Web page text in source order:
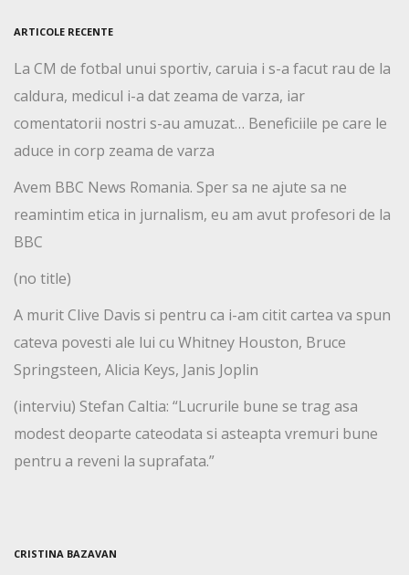
ARTICOLE RECENTE
La CM de fotbal unui sportiv, caruia i s-a facut rau de la
caldura, medicul i-a dat zeama de varza, iar
comentatorii nostri s-au amuzat… Beneficiile pe care le
aduce in corp zeama de varza
Avem BBC News Romania. Sper sa ne ajute sa ne
reamintim etica in jurnalism, eu am avut profesori de la
BBC
(no title)
A murit Clive Davis si pentru ca i-am citit cartea va spun
cateva povesti ale lui cu Whitney Houston, Bruce
Springsteen, Alicia Keys, Janis Joplin
(interviu) Stefan Caltia: “Lucrurile bune se trag asa
modest deoparte cateodata si asteapta vremuri bune
pentru a reveni la suprafata.”
CRISTINA BAZAVAN